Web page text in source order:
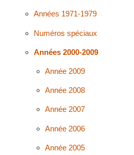
Années 1971-1979
Numéros spéciaux
Années 2000-2009
Année 2009
Année 2008
Année 2007
Année 2006
Année 2005